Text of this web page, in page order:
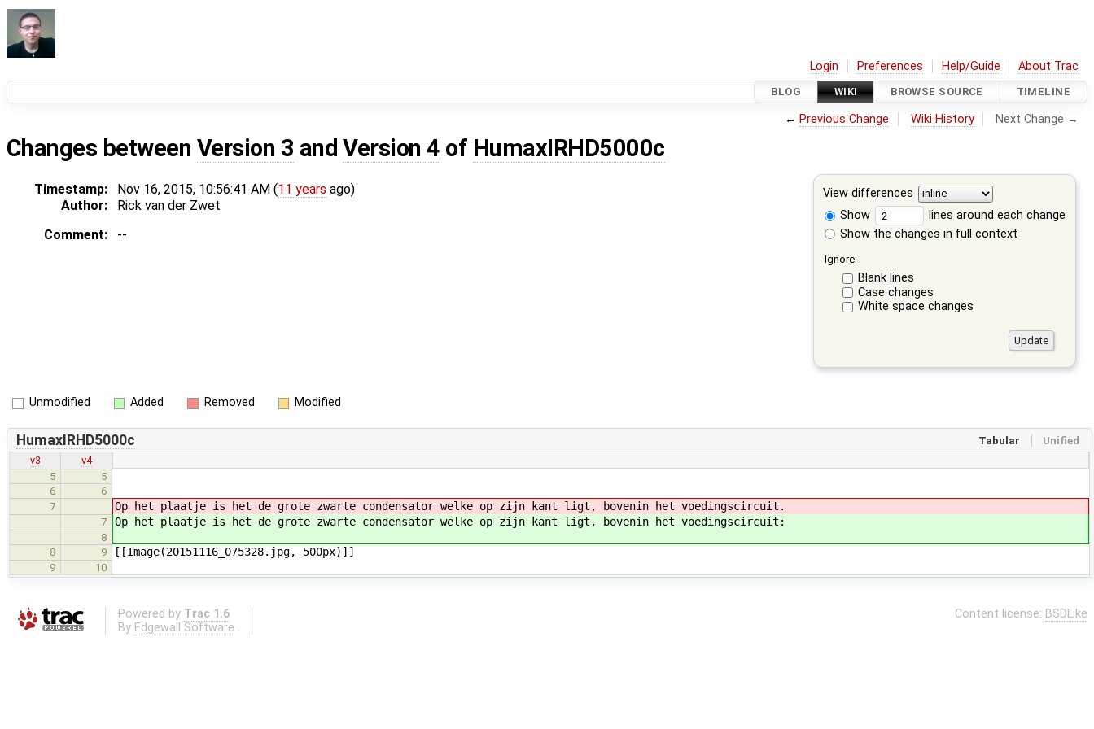
Login Preferences Help/Guide About Trac
BLOG WIKI BROWSE SOURCE TIMELINE
← Previous Change Wiki History Next Change →
Changes between Version 3 andVersion 4 of HumaxIRHD5000c
View differences
Show
lines around each change
Show the changes in full context
Ignore:
Blank lines
Case changes
White space changes
Timestamp: Nov 16, 2015, 10:56:41 AM (11 years ago)
Author:
Rick van der Zwet
Comment:
--
Unmodified Added Removed Modified
Tabular Unified
HumaxIRHD5000c
v3
v4
5
5
6
6
7
Op het plaatje is het de grote zwarte condensator welke op zijn kant ligt, bovenin het voedingscircuit.
7 Op het plaatje is het de grote zwarte condensator welke op zijn kant ligt, bovenin het voedingscircuit:
8
8
9 [[Image(20151116_075328.jpg, 500px)]]
9 10
Powered by Trac 1.6
By Edgewall Software .
Content license: BSDLike